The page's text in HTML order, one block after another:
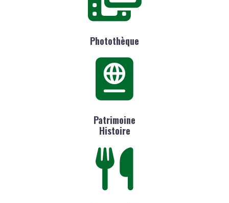
Photothèque
Patrimoine
Histoire